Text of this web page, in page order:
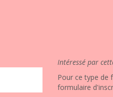
Intéressé par
Pour ce type de
formulaire